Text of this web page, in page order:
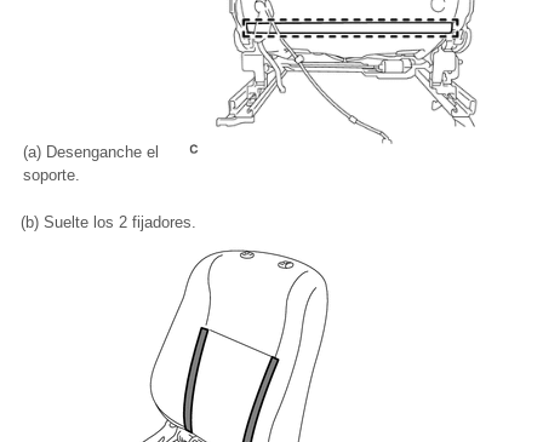
(a) Desenganche el
soporte.
(b) Suelte los 2 fijadores.